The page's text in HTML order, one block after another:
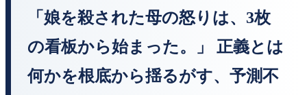
「娘を殺された母の怒りは、3枚
の看板から始まった。」 正義とは
何かを根底から揺るがす、予測不